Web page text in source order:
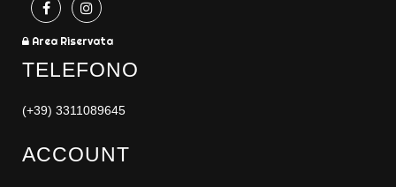
Area Riservata
TELEFONO
(+39) 3311089645
ACCOUNT